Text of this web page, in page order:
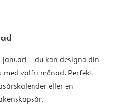
– du kan designa din
med valfri månad. Perfekt
eller en